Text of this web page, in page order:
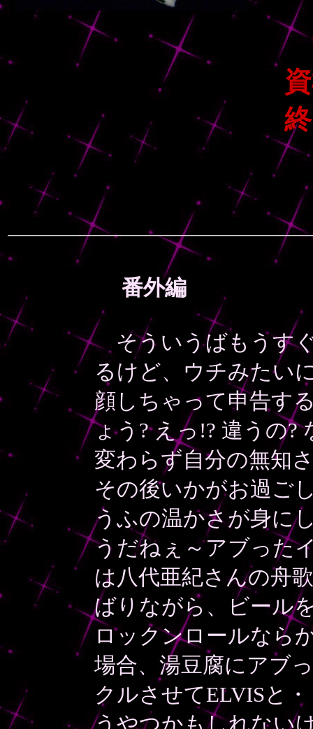
番外編
そういうばもうすぐ
るけど、ウチみたい
顔しちゃって申告す
ょう? えっ!? 違うの?
変わらず自分の無知
その後いかがお過ご
うふの温かさが身に
うだねぇ～アブった
は八代亜紀さんの舟
ばりながら、ビール
ロックンロールなら
場合、湯豆腐にアブ
クルさせてELVISと
うやつかもしれない